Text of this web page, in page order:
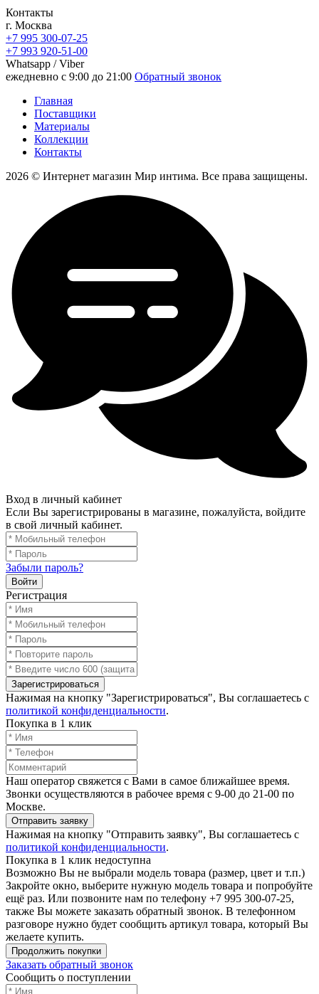
Контакты
г. Москва
+7 995 300-07-25
+7 993 920-51-00
Whatsapp / Viber
ежедневно с 9:00 до 21:00 Обратный звонок
Главная
Поставщики
Материалы
Коллекции
Контакты
2026 © Интернет магазин Мир интима. Все права защищены.
Вход в личный кабинет
Если Вы зарегистрированы в магазине, пожалуйста, войдите
в свой личный кабинет.
Забыли пароль?
Войти
Регистрация
Зарегистрироваться
Нажимая на кнопку "Зарегистрироваться", Вы соглашаетесь с
политикой конфиденциальности.
Покупка в 1 клик
Наш оператор свяжется с Вами в самое ближайшее время.
Звонки осуществляются в рабочее время с 9-00 до 21-00 по
Москве.
Отправить заявку
Нажимая на кнопку "Отправить заявку", Вы соглашаетесь с
политикой конфиденциальности.
Покупка в 1 клик недоступна
Возможно Вы не выбрали модель товара (размер, цвет и т.п.)
Закройте окно, выберите нужную модель товара и попробуйте
ещё раз. Или позвоните нам по телефону +7 995 300-07-25,
также Вы можете заказать обратный звонок. В телефонном
разговоре нужно будет сообщить артикул товара, который Вы
желаете купить.
Продолжить покупки
Заказать обратный звонок
Сообщить о поступлении